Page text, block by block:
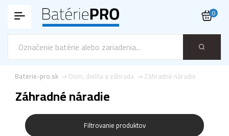
0
Záhradné náradie
Dom, dielňa a záhrada
Baterie-pro.sk
Záhradné náradie
Filtrovanie produktov